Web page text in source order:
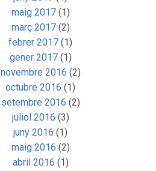
maig 2017(1)
març 2017(2)
febrer 2017 (1)
gener 2017(1)
novembre 2016 (2)
octubre 2016 (1)
setembre 2016 (2)
juliol 2016 (3)
juny 2016 (1)
maig 2016 (2)
abril 2016 (1)